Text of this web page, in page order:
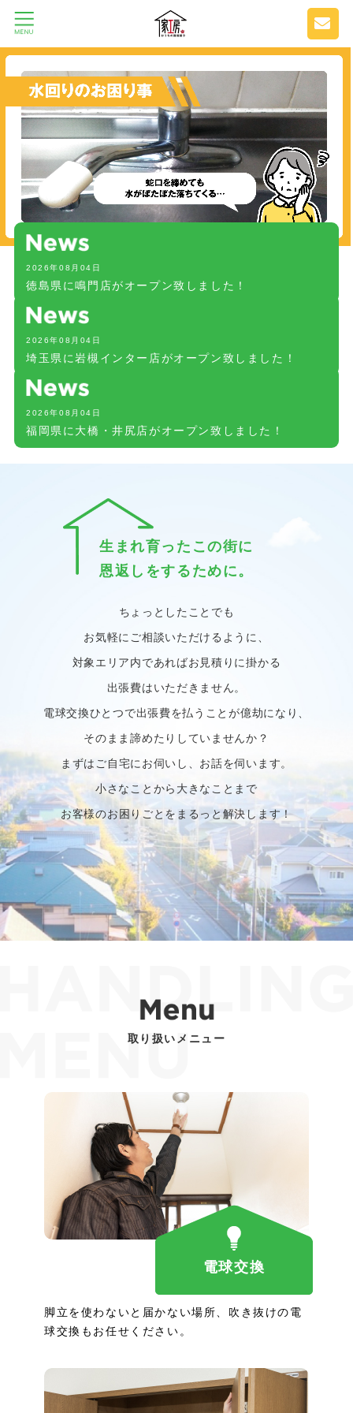
2026年08月04日
徳島県に鳴門店がオープン致しました！
2026年08月04日
埼玉県に岩槻インター店がオープン致しました！
2026年08月04日
福岡県に大橋・井尻店がオープン致しました！
生まれ育ったこの街に
恩返しをするために。
ちょっとしたことでも
お気軽にご相談いただけるように、
対象エリア内であればお見積りに掛かる
出張費はいただきません。
電球交換ひとつで出張費を払うことが億劫になり、
そのまま諦めたりしていませんか？
まずはご自宅にお伺いし、お話を伺います。
小さなことから大きなことまで
お客様のお困りごとをまるっと解決します！
取り扱いメニュー
電球交換
脚立を使わないと届かない場所、吹き抜けの電
球交換もお任せください。